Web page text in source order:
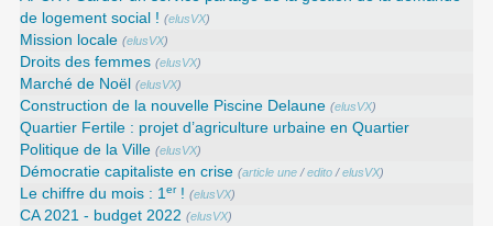
de logement social ! (elusVX)
Mission locale (elusVX)
Droits des femmes (elusVX)
Marché de Noël (elusVX)
Construction de la nouvelle Piscine Delaune (elusVX)
Quartier Fertile : projet d’agriculture urbaine en Quartier
Politique de la Ville (elusVX)
Démocratie capitaliste en crise (article une /edito /elusVX)
Le chiffre du mois : 1er! (elusVX)
CA 2021 - budget 2022 (elusVX)